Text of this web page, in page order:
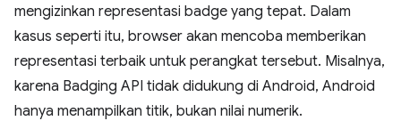
mengizinkan representasi badge yang tepat. Dalam
kasus seperti itu, browser akan mencoba memberikan
representasi terbaik untuk perangkat tersebut. Misalnya,
karena Badging API tidak didukung di Android, Android
hanya menampilkan titik, bukan nilai numerik.